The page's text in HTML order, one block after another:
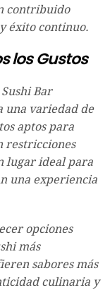
contribuido
éxito continuo.
los Gustos
Bar
una variedad de
aptos para
restricciones
lugar ideal para
una experiencia
opciones
más
sabores más
culinaria y